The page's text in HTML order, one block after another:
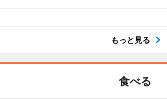
もっと見る
食べる